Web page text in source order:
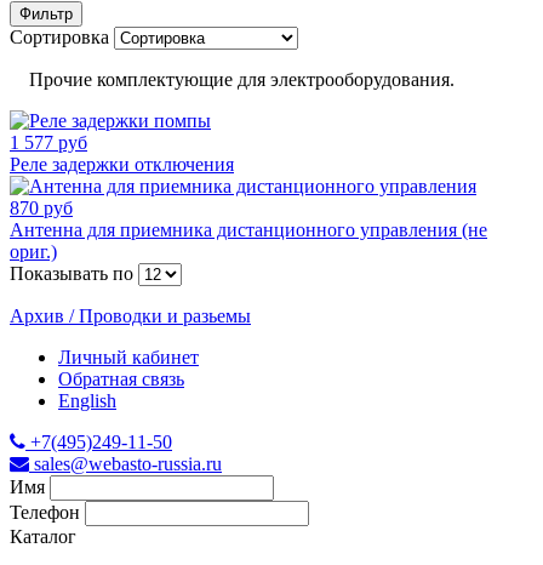
Фильтр
Сортировка
Прочие комплектующие для электрооборудования.
1 577 руб
Реле задержки отключения
870 руб
Антенна для приемника дистанционного управления (не
ориг.)
Показывать по
Архив / Проводки и разьемы
Личный кабинет
Обратная связь
English
+7(495)249-11-50
sales@webasto-russia.ru
Имя
Телефон
Каталог